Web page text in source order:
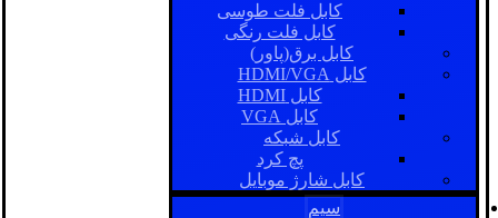
کابل فلت طوسی
کابل فلت رنگی
کابل برق(پاور)
کابل HDMI/VGA
کابل HDMI
کابل VGA
کابل شبکه
پچ کرد
کابل شارژ موبایل
سیم